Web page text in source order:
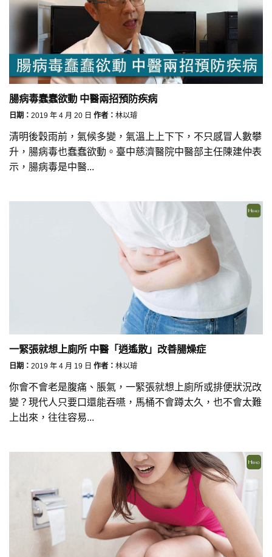
腸病毒蠢蠢欲動 中醫兩招預防疾病
日期： 2019 年 4 月 20 日 作者： 林以璿
清明後穀雨前，氣候多變，氣溫上上下下，不只感冒人數攀
升，腸病毒也蠢蠢欲動。臺中慈濟醫院中醫部主任陳建仲表
示，腸病毒是中醫...
一緊張就想上廁所 中醫「逍遙散」改善腸燥症
日期： 2019 年 4 月 19 日 作者： 林以璿
你會不會老是腹痛、脹氣，一緊張就想上廁所或排便狀況改
變？現代人只要口還能吞嚥，馬桶不會蹲太久，也不會太難
上出來，往往容易...